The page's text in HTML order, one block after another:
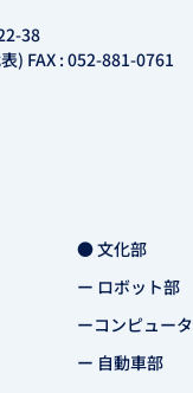
38
) FAX : 052-881-0761
● 文化部
ー ロボット部
ーコンピュー
ー 自動車部